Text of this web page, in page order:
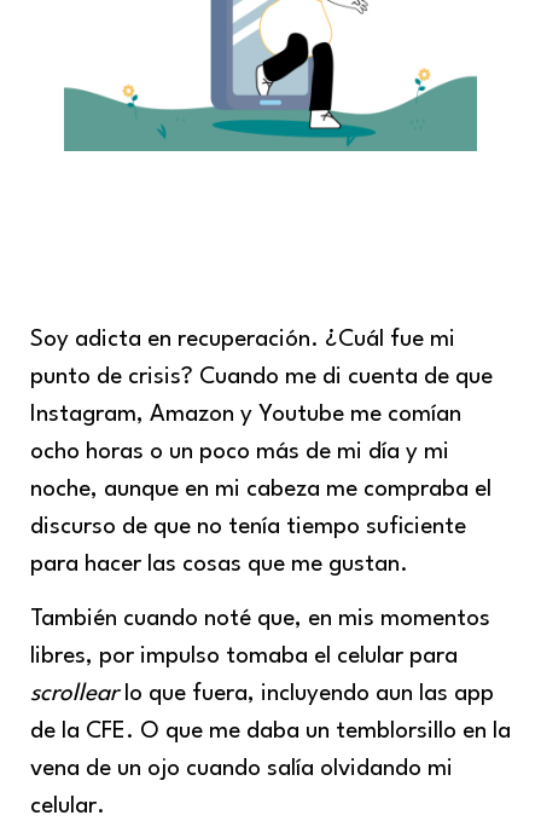
Soy adicta en recuperación. ¿Cuál fue mi
punto de crisis? Cuando me di cuenta de que
Instagram, Amazon y Youtube me comían
ocho horas o un poco más de mi día y mi
noche, aunque en mi cabeza me compraba el
discurso de que no tenía tiempo suficiente
para hacer las cosas que me gustan.
También cuando noté que, en mis momentos
libres, por impulso tomaba el celular para
scrollearlo que fuera, incluyendo aun las app
de la CFE. O que me daba un temblorsillo en la
vena de un ojo cuando salía olvidando mi
celular.